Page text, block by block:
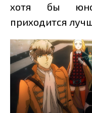
хотя бы
приходится